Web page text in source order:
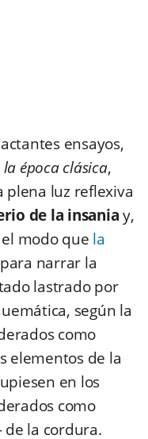
ensayos,
la época clásica,
plena luz reflexiva
de la insaniay,
modo que la
narrar la
lastrado por
según la
como
elementos de la
en los
como
la cordura.